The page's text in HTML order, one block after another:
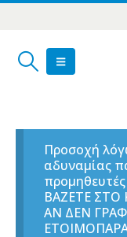
Προσοχή
αδυναμίας
ΒΑΖΕΤΕ ΣΤΟ
ΑΝ ΔΕΝ